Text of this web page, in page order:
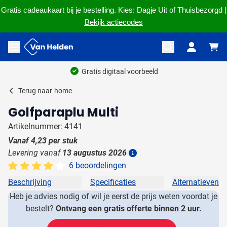
Gratis cadeaukaart bij je bestelling. Kies: Dagje Uit of Thuisbezorgd |
Bekijk actiecodes
Ga naar de inhoud
Menu openen
Gratis digitaal voorbeeld
Terug naar home
Golfparaplu Multi
Artikelnummer: 4141
Vanaf4,23 per stuk
Levering vanaf 13 augustus 2026
6 beoordelingen
Beschrijving
Specificaties
Alternatieven
Heb je advies nodig of wil je eerst de prijs weten voordat je
bestelt? Ontvang een gratis offerte binnen 2 uur.